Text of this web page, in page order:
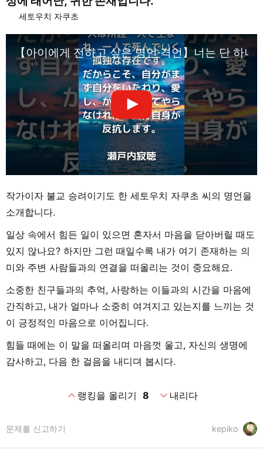
세토우치 자쿠초
【아이에게 전하고 싶은 명언·격언】너는 단 하
작가이자 불교 승려이기도 한 세토우치 자쿠초 씨의 명언을
소개합니다.
일상 속에서 힘든 일이 있으면 혼자서 마음을 닫아버릴 때도
있지 않나요? 하지만 그런 때일수록 내가 여기 존재하는 의
미와 주변 사람들과의 연결을 떠올리는 것이 중요해요.
소중한 친구들과의 추억, 사랑하는 이들과의 시간을 마음에
간직하고, 내가 얼마나 소중히 여겨지고 있는지를 느끼는 것
이 긍정적인 마음으로 이어집니다.
힘들 때에는 이 말을 떠올리며 마음껏 울고, 자신의 생명에
감사하고, 다음 한 걸음을 내디뎌 봅시다.
expand_less랭킹을 올리기 8 expand_more내리다
kepiko
문제를 신고하기